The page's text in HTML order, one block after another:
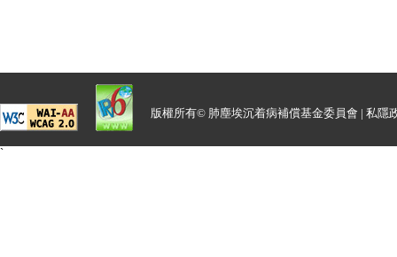
版權所有© 肺塵埃沉着病補償基金委員會 | 私隱
`